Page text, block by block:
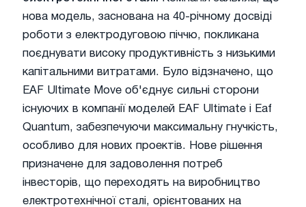
нова модель, заснована на 40-річному досвіді
роботи з електродуговою піччю, покликана
поєднувати високу продуктивність з низькими
капітальними витратами. Було відзначено, що
EAF Ultimate Move об'єднує сильні сторони
існуючих в компанії моделей EAF Ultimate і Eaf
Quantum, забезпечуючи максимальну гнучкість,
особливо для нових проектів. Нове рішення
призначене для задоволення потреб
інвесторів, що переходять на виробництво
електротехнічної сталі, орієнтованих на